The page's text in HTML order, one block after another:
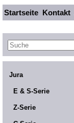
Startseite Kontakt
Jura
E & S-Serie
Z-Serie